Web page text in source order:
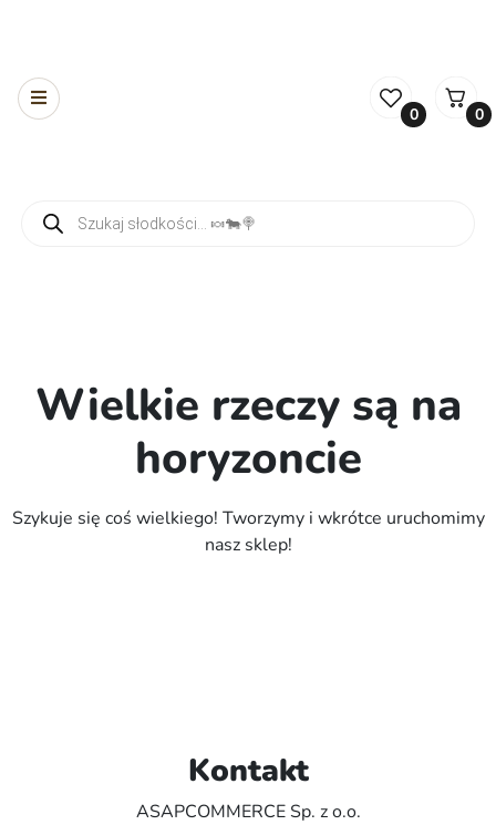
0 0
Wielkie rzeczy są na
horyzoncie
Szykuje się coś wielkiego! Tworzymy i wkrótce uruchomimy
nasz sklep!
Kontakt
ASAPCOMMERCE Sp. z o.o.